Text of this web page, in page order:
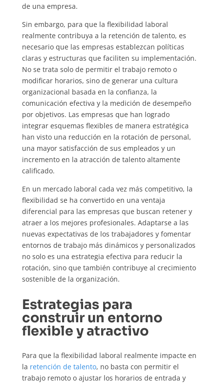
de una empresa.
Sin embargo, para que la flexibilidad laboral
realmente contribuya a la retención de talento, es
necesario que las empresas establezcan políticas
claras y estructuras que faciliten su implementación.
No se trata solo de permitir el trabajo remoto o
modificar horarios, sino de generar una cultura
organizacional basada en la confianza, la
comunicación efectiva y la medición de desempeño
por objetivos. Las empresas que han logrado
integrar esquemas flexibles de manera estratégica
han visto una reducción en la rotación de personal,
una mayor satisfacción de sus empleados y un
incremento en la atracción de talento altamente
calificado.
En un mercado laboral cada vez más competitivo, la
flexibilidad se ha convertido en una ventaja
diferencial para las empresas que buscan retener y
atraer a los mejores profesionales. Adaptarse a las
nuevas expectativas de los trabajadores y fomentar
entornos de trabajo más dinámicos y personalizados
no solo es una estrategia efectiva para reducir la
rotación, sino que también contribuye al crecimiento
sostenible de la organización.
Estrategias para
construir un entorno
flexible y atractivo
Para que la flexibilidad laboral realmente impacte en
la retención de talento, no basta con permitir el
trabajo remoto o ajustar los horarios de entrada y